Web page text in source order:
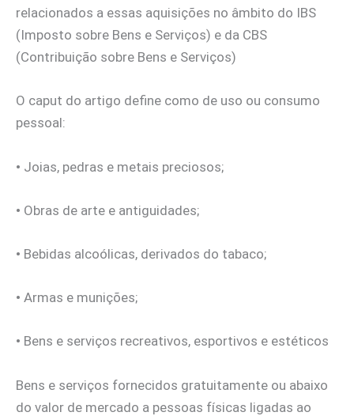
relacionados a essas aquisições no âmbito do IBS
(Imposto sobre Bens e Serviços) e da CBS
(Contribuição sobre Bens e Serviços)
O caput do artigo define como de uso ou consumo
pessoal:
• Joias, pedras e metais preciosos;
• Obras de arte e antiguidades;
• Bebidas alcoólicas, derivados do tabaco;
• Armas e munições;
• Bens e serviços recreativos, esportivos e estéticos
Bens e serviços fornecidos gratuitamente ou abaixo
do valor de mercado a pessoas físicas ligadas ao